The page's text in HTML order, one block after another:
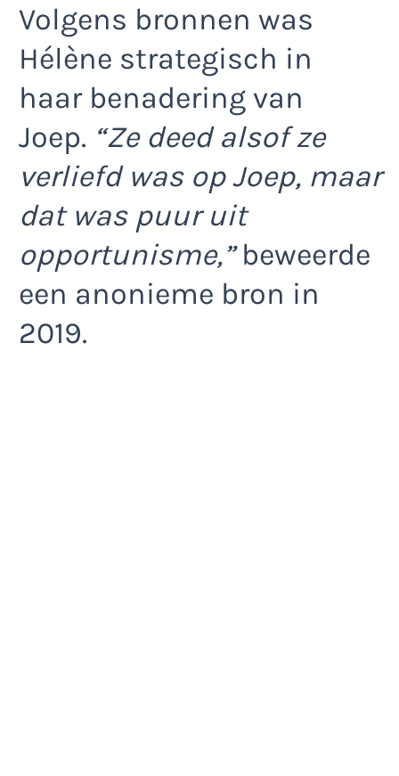
Volgens bronnen was
Hélène strategisch in
haar benadering van
Joep. “Ze deed alsof ze
verliefd was op Joep, maar
dat was puur uit
opportunisme,”beweerde
een anonieme bron in
2019.